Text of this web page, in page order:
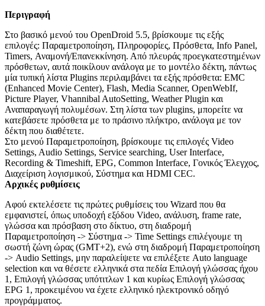
Περιγραφή
Στο βασικό μενού του OpenDroid 5.5, βρίσκουμε τις εξής
επιλογές: Παραμετροποίηση, Πληροφορίες, Πρόσθετα, Info Panel,
Timers, Αναμονή/Επανεκκίνηση. Από πλευράς προεγκατεστημένων
πρόσθετων, αυτά ποικίλουν ανάλογα με το μοντέλο δέκτη, πάντως
μία τυπική λίστα Plugins περιλαμβάνει τα εξής πρόσθετα: EMC
(Enhanced Movie Center), Flash, Media Scanner, OpenWebIf,
Picture Player, Vhannibal AutoSetting, Weather Plugin και
Αναπαραγωγή πολυμέσων. Στη λίστα των plugins, μπορείτε να
κατεβάσετε πρόσθετα με το πράσινο πλήκτρο, ανάλογα με τον
δέκτη που διαθέτετε.
Στο μενού Παραμετροποίηση, βρίσκουμε τις επιλογές Video
Settings, Audio Settings, Service searching, User Interface,
Recording & Timeshift, EPG, Common Interface, Γονικός Έλεγχος,
Διαχείριση λογισμικού, Σύστημα και HDMI CEC.
Αρχικές ρυθμίσεις
Αφού εκτελέσετε τις πρώτες ρυθμίσεις του Wizard που θα
εμφανιστεί, όπως υποδοχή εξόδου Video, ανάλυση, frame rate,
γλώσσα και πρόσβαση στο δίκτυο, στη διαδρομή
Παραμετροποίηση -> Σύστημα -> Time Settings επιλέγουμε τη
σωστή ζώνη ώρας (GMT+2), ενώ στη διαδρομή Παραμετροποίηση
-> Audio Settings, μην παραλείψετε να επιλέξετε Auto language
selection και να θέσετε ελληνικά στα πεδία Επιλογή γλώσσας ήχου
1, Επιλογή γλώσσας υπότιτλων 1 και κυρίως Επιλογή γλώσσας
EPG 1, προκειμένου να έχετε ελληνικό ηλεκτρονικό οδηγό
προγράμματος.